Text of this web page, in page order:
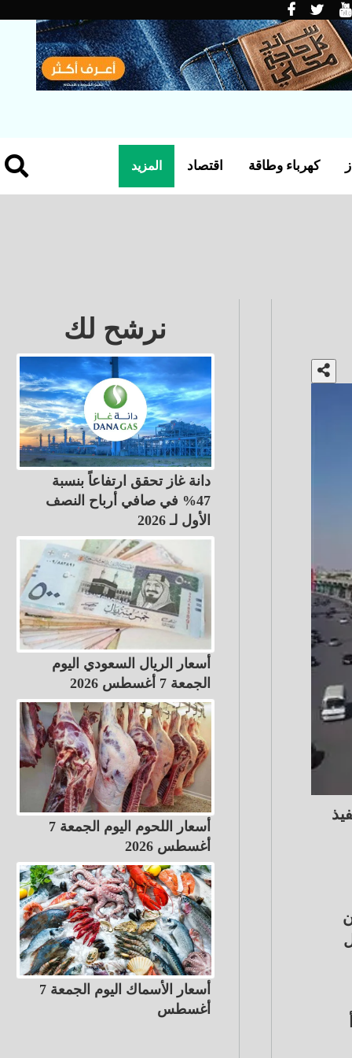
المزيد اقتصاد كهرباء وطاقة
أن
نرشح لك
دانة غاز تحقق ارتفاعاً بنسبة
47% في صافي أرباح النصف
الأول لـ 2026
أسعار الريال السعودي اليوم
الجمعة 7 أغسطس 2026
أسعار اللحوم اليوم الجمعة 7
أغسطس 2026
أسعار الأسماك اليوم الجمعة 7
أغسطس